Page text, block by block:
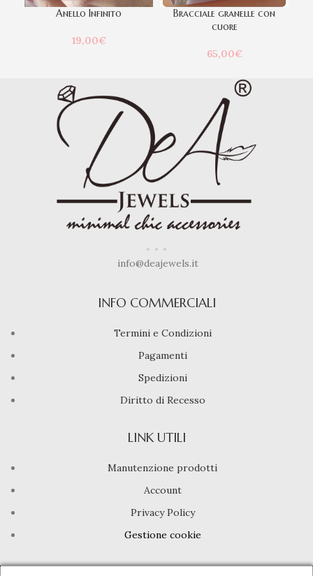
Anello Infinito
19,00€
Bracciale granelle con
cuore
65,00€
info@deajewels.it
INFO COMMERCIALI
Termini e Condizioni
Pagamenti
Spedizioni
Diritto di Recesso
LINK UTILI
Manutenzione prodotti
Account
Privacy Policy
Gestione cookie